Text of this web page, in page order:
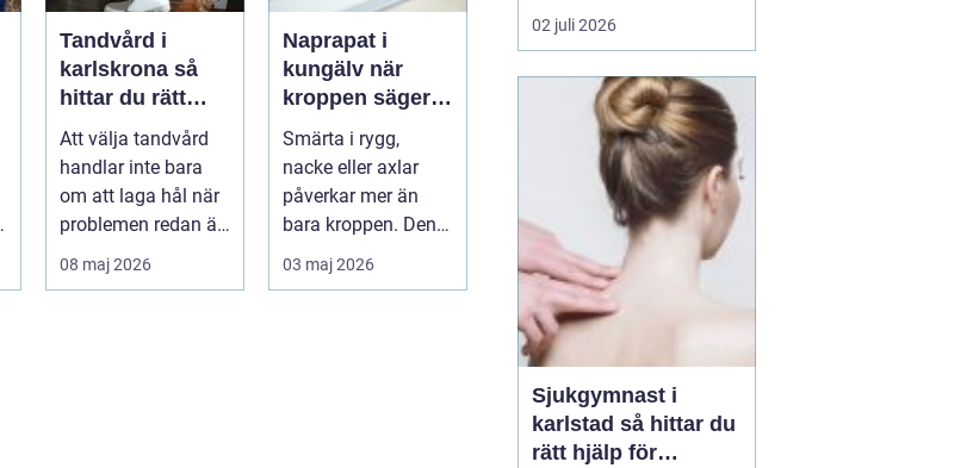
Tandvård i
karlskrona så
hittar du rätt
klinik för
långsiktig
munhälsa
Att välja tandvård
handlar inte bara
om att laga hål när
problemen redan är
ett faktum. Det
handlar ...
08 maj 2026
Naprapat i
kungälv när
kroppen säger
ifrån
Smärta i rygg,
nacke eller axlar
påverkar mer än
bara kroppen. Den
tar energi,
koncentration och
03 maj 2026
kroppens leder, muskler
och nervsystem. Målet
smärta, bättre rörlighet
och en vardag som
fungerar igen.
Kiropraktik passar
många som kämpar
med återkommande
ryggont...
02 juli 2026
Sjukgymnast i
karlstad så hittar du
rätt hjälp för